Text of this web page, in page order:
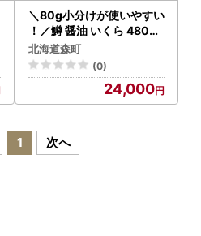
＼80g小分けが使いやすい
！／鱒 醤油 いくら 480g
（80g×6） 小分け ＜海鮮
問屋 株式会社 瑞宝＞
mr1-1199
北海道森町
(0)
24,000
1 次へ